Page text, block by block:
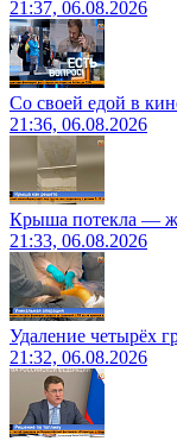
21:37, 06.08.2026
Со своей едой в
21:36, 06.08.2026
Крыша потекла —
21:33, 06.08.2026
Удаление четырёх
21:32, 06.08.2026